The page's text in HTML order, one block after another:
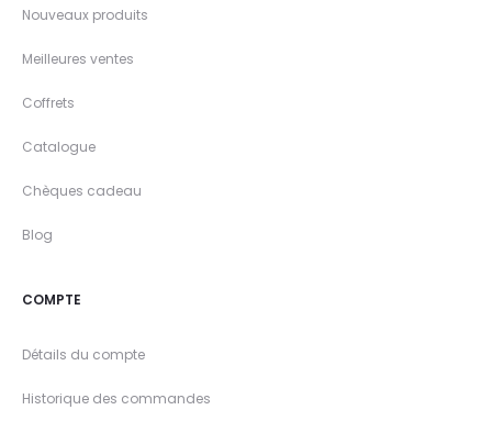
Nouveaux produits
Meilleures ventes
Coffrets
Catalogue
Chèques cadeau
Blog
COMPTE
Détails du compte
Historique des commandes